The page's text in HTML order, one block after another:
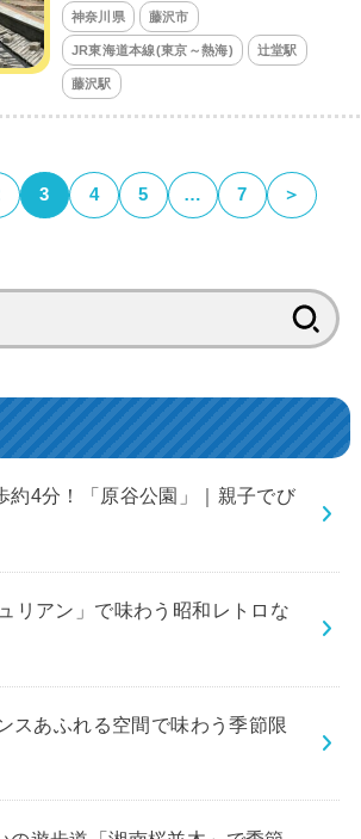
神奈川県 藤沢市
JR東海道本線(東京～熱海) 辻堂駅
藤沢駅
3 4 5 … 7 ＞
索:
約4分！「原谷公園」｜親子でび
リアン」で味わう昭和レトロな
スあふれる空間で味わう季節限